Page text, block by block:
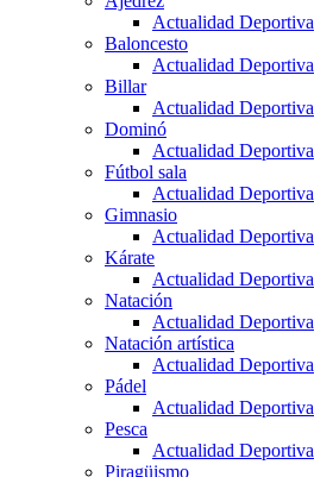
Actualidad Deportiva
Baloncesto
Actualidad Deportiva
Billar
Actualidad Deportiva
Dominó
Actualidad Deportiva
Fútbol sala
Actualidad Deportiva
Gimnasio
Actualidad Deportiva
Kárate
Actualidad Deportiva
Natación
Actualidad Deportiva
Natación artística
Actualidad Deportiva
Pádel
Actualidad Deportiva
Pesca
Actualidad Deportiva
Piragüismo